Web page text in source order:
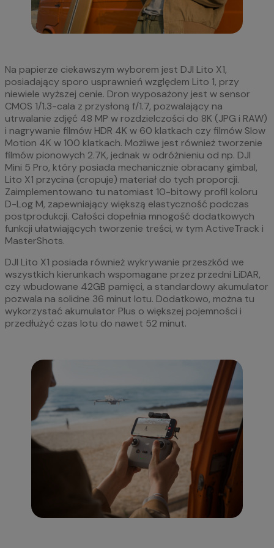
Na papierze ciekawszym wyborem jest DJI Lito X1,
posiadający sporo usprawnień względem Lito 1, przy
niewiele wyższej cenie. Dron wyposażony jest w sensor
CMOS 1/1.3-cala z przysłoną f/1.7, pozwalający na
utrwalanie zdjęć 48 MP w rozdzielczości do 8K (JPG i RAW)
i nagrywanie filmów HDR 4K w 60 klatkach czy filmów Slow
Motion 4K w 100 klatkach. Możliwe jest również tworzenie
filmów pionowych 2.7K, jednak w odróżnieniu od np. DJI
Mini 5 Pro, który posiada mechanicznie obracany gimbal,
Lito X1 przycina (cropuje) materiał do tych proporcji.
Zaimplementowano tu natomiast 10-bitowy profil koloru
D-Log M, zapewniający większą elastyczność podczas
postprodukcji. Całości dopełnia mnogość dodatkowych
funkcji ułatwiających tworzenie treści, w tym ActiveTrack i
MasterShots.
DJI Lito X1 posiada również wykrywanie przeszkód we
wszystkich kierunkach wspomagane przez przedni LiDAR,
czy wbudowane 42GB pamięci, a standardowy akumulator
pozwala na solidne 36 minut lotu. Dodatkowo, można tu
wykorzystać akumulator Plus o większej pojemności i
przedłużyć czas lotu do nawet 52 minut.